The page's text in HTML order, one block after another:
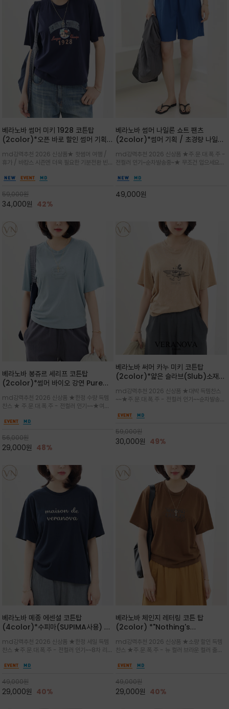
베라노바 썸머 미키 1928 코튼탑
(2color)*오픈 바로 할인 썸머 기획
★ 한정수량 제작 ★ 오가닉 코튼으로
빈티지 프린트로 여름 하의와 모두 잘어
울리는 그래픽
md강력추천 2026 신상품★ 핫썸머 여행 /
휴가 / 바캉스 시즌엔 더욱 필요한 기분전환 빈티
키 컬러 위에 빈티지한 크랙 효과의 레트로 감성
완성
59,000원
34,000원 42%
베라노바 썸머 나일론 쇼트 팬츠
(2color)*썸머 기획 / 초경량 나일론
가벼운 아이템 / 여행 / 일상 / 운동 모
두 가능한 아이템
md강력추천 2026 신상품 ★주.문.대.폭.주 -
전컬러 인기~순차발송중~★ 무조건 입으세요~~
입니다^^가볍고 드라이한 터치감의 나일론 소
룩, 모임룩, 데일리룩까지 다양하게
49,000원
베라노바 봉쥬르 세리프 코튼탑
(2color)*썸머 바이오 강연 Pure
성적인 프랑스어 수식어를 조합
md강력추천 2026 신상품 ★한정 수량 득템
찬스 ★ 주.문.대.폭.주 - 전컬러 인기~~★여름
여유로운 감성/피부에 닿는 순간 기분 좋은 청량
56,000원
29,000원 48%
베라노바 써머 카누 미키 코튼탑
(2color)*얇은 슬라브(Slub)소재
하며, 몸에 잘 달라붙지 않아 쾌적
md강력추천 2026 신상품 ★대박 득템찬스
~~★주.문.대.폭.주 - 전컬러 인기~~순차발송중
드롭숄더 핏과 부드러운 라운드넥이 편안하며, 앞
다.
59,000원
30,000원 49%
베라노바 메종 에센셜 코튼탑
(4color)*수피마(SUPIMA사용) 레
는 레터링 티셔츠
md강력추천 2026 신상품 ★한정 세일 득템
찬스 ★주.문.대.폭.주 - 전컬러 인기~~8차 리오
픽이나 컬러 조합을 통해 'Essential'한 무드를
좋은 컬러웨이와 디자인입니다^^
49,000원
29,000원 40%
베라노바 체인지 레터링 코튼 탑
(2color) *"Nothing's
도 일어나지않는것/감각적인 레터링 프
린팅이 돋보이는 베라노바 티셔츠
md강력추천 2026 신상품 ★소량 할인 득템
찬스 ★주.문.폭.주 - 뉴 컬러 브라운 컬러 출시~
무드를 만들고 기본 베이스의 컬러감이라 출근시
럽고 유연한 코튼 소재로 편안
49,000원
29,000원 40%